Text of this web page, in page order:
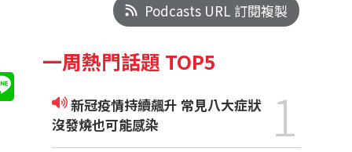
Podcasts URL 訂閱複製
一周熱門話題 TOP5
新冠疫情持續飆升 常見八大症狀
沒發燒也可能感染
1